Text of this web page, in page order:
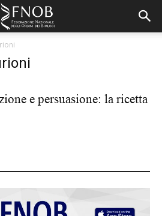
e persuasione: la ricetta